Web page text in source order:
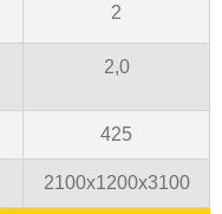
2
2,0
425
2100х1200х3100